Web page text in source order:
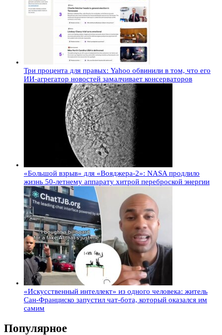
Три процента для правых: Yahoo обвинили в том, что его
ИИ-агрегатор новостей замалчивает консерваторов
«Большой взрыв» для «Вояджера-2»: NASA продлило
жизнь 50-летнему аппарату хитрой переброской энергии
«Искусственный интеллект» из одного человека: житель
Сан-Франциско запустил чат-бота, который оказался им
самим
Популярное